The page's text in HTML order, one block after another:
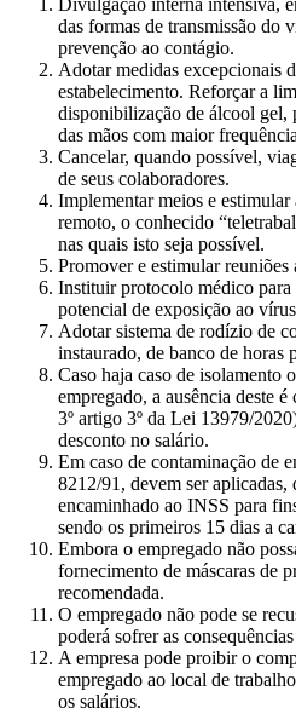
Divulgação interna intensiva,
das formas de transmissão do
prevenção ao contágio.
Adotar medidas excepcionais
estabelecimento. Reforçar a
disponibilização de álcool gel,
das mãos com maior
Cancelar, quando possível,
de seus colaboradores.
Implementar meios e
remoto, o conhecido
nas quais isto seja possível.
Promover e estimular reuniões
Instituir protocolo médico para
potencial de exposição ao
Adotar sistema de rodízio de
instaurado, de banco de horas
Caso haja caso de isolamento
empregado, a ausência deste
3º artigo 3º da Lei 13979/
desconto no salário.
Em caso de contaminação de
8212/91, devem ser aplicadas,
encaminhado ao INSS para
sendo os primeiros 15 dias a
Embora o empregado não
fornecimento de máscaras de
recomendada.
O empregado não pode se
poderá sofrer as
A empresa pode proibir o
empregado ao local de
os salários.